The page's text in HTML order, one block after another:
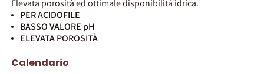
Elevata porosità ed ottimale disponibilità idrica.
PER ACIDOFILE
BASSO VALORE pH
ELEVATA POROSITÀ
Calendario